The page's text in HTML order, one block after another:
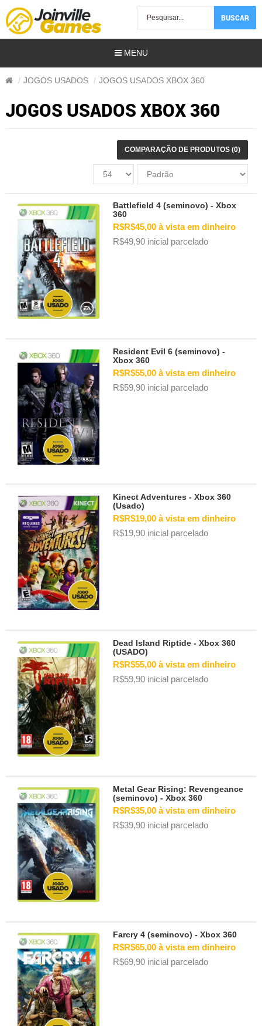
| Gift Card)
gamer)
BUSCAR
MENU
JOGOS USADOS JOGOS USADOS XBOX 360
JOGOS USADOS XBOX 360
COMPARAÇÃO DE PRODUTOS (0)
Battlefield 4 (seminovo) - Xbox
360
R$R$45,00 à vista em dinheiro
R$49,90 inicial parcelado
Resident Evil 6 (seminovo) -
Xbox 360
R$R$55,00 à vista em dinheiro
R$59,90 inicial parcelado
Kinect Adventures - Xbox 360
(Usado)
R$R$19,00 à vista em dinheiro
R$19,90 inicial parcelado
Dead Island Riptide - Xbox 360
(USADO)
R$R$55,00 à vista em dinheiro
R$59,90 inicial parcelado
Metal Gear Rising: Revengeance
(seminovo) - Xbox 360
R$R$35,00 à vista em dinheiro
R$39,90 inicial parcelado
Farcry 4 (seminovo) - Xbox 360
R$R$65,00 à vista em dinheiro
R$69,90 inicial parcelado